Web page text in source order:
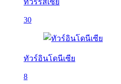
ทัวร์รัสเซีย
30
ทัวร์อินโดนีเซีย
8